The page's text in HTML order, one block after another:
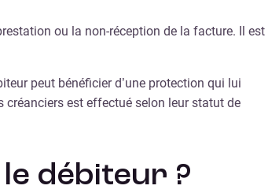
ou la non-réception de la facture. Il est
peut bénéficier d’une protection qui lui
créanciers est effectué selon leur statut de
débiteur ?